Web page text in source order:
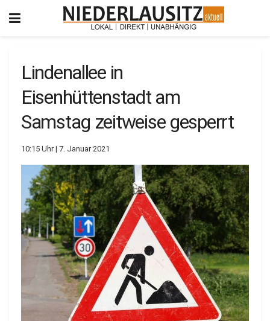
Lindenallee in
Eisenhüttenstadt am
Samstag zeitweise gesperrt
10:15 Uhr | 7. Januar 2021